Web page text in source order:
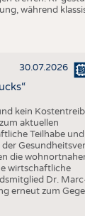
während
30.07.2026
kein
aktuellen
Teilhabe
die
wirtschaftliche
Dr.
erneut zum